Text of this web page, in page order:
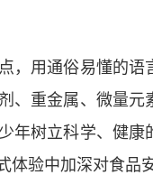
用通俗易懂的语
、重金属、微量
年树立科学、健
验中加深对食品